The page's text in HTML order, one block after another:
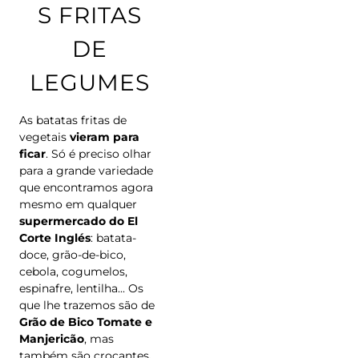
S FRITAS
DE
LEGUMES
As batatas fritas de
vegetais vieram para
ficar. Só é preciso olhar
para a grande variedade
que encontramos agora
mesmo em qualquer
supermercado do El
Corte Inglés: batata-
doce, grão-de-bico,
cebola, cogumelos,
espinafre, lentilha... Os
que lhe trazemos são de
Grão de Bico Tomate e
Manjericão, mas